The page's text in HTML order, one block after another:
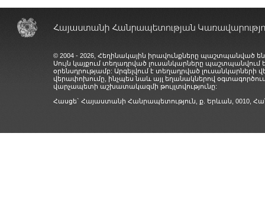
© 2004 - 2026, Հեղինակային իրավունքները պաշտպանված
Սույն կայքում տեղադրված լուսանկարները
օրենսդրությամբ: Արգելվում է տեղադրված
վերափոխումը, ինչպես նաև այլ եղանակներով
վարչապետի աշխատակազմի թույլտվությունը:
Հասցե` Հայաստանի Հանրապետություն, ք. Երևան, 0010,